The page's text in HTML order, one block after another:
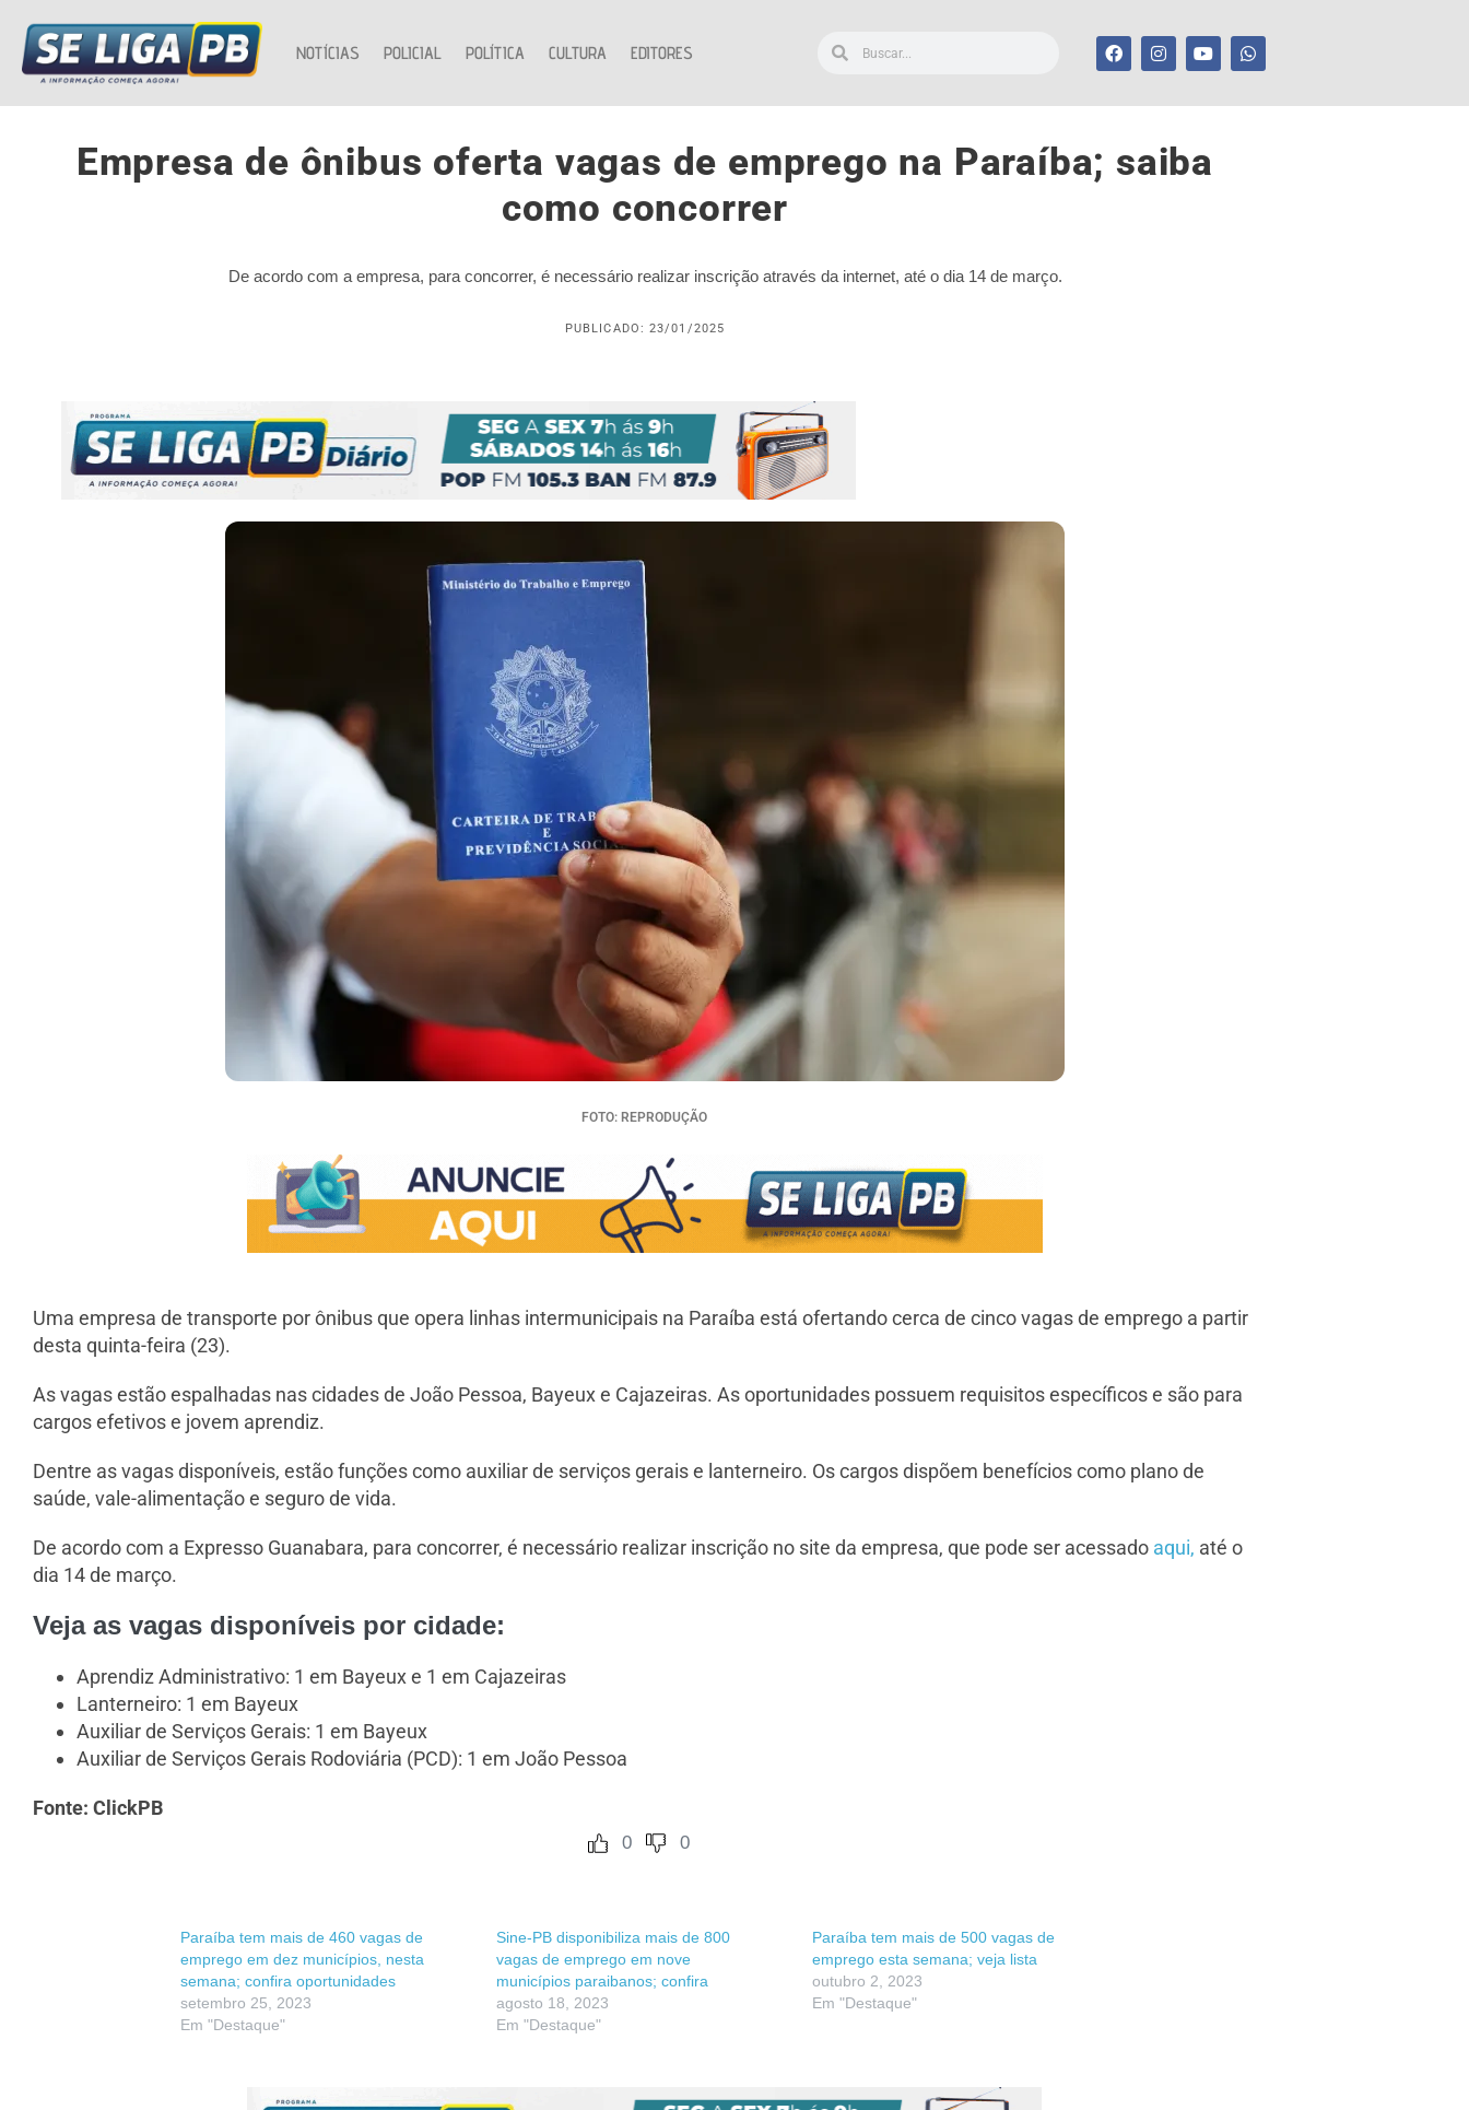
NOTÍCIAS POLICIAL POLÍTICA CULTURA EDITORES
Empresa de ônibus oferta vagas de emprego na Paraíba; saiba
como concorrer
De acordo com a empresa, para concorrer, é necessário realizar inscrição através da internet, até o dia 14 de março.
PUBLICADO: 23/01/2025
FOTO: REPRODUÇÃO
Uma empresa de transporte por ônibus que opera linhas intermunicipais na Paraíba está ofertando cerca de cinco vagas de emprego a partir
desta quinta-feira (23).
As vagas estão espalhadas nas cidades de João Pessoa, Bayeux e Cajazeiras. As oportunidades possuem requisitos específicos e são para
cargos efetivos e jovem aprendiz.
Dentre as vagas disponíveis, estão funções como auxiliar de serviços gerais e lanterneiro. Os cargos dispõem benefícios como plano de
saúde, vale-alimentação e seguro de vida.
De acordo com a Expresso Guanabara, para concorrer, é necessário realizar inscrição no site da empresa, que pode ser acessado aqui, até o
dia 14 de março.
Veja as vagas disponíveis por cidade:
Aprendiz Administrativo: 1 em Bayeux e 1 em Cajazeiras
Lanterneiro: 1 em Bayeux
Auxiliar de Serviços Gerais: 1 em Bayeux
Auxiliar de Serviços Gerais Rodoviária (PCD): 1 em João Pessoa
Fonte: ClickPB
0 0
Paraíba tem mais de 460 vagas de
emprego em dez municípios, nesta
semana; confira oportunidades
setembro 25, 2023
Em "Destaque"
Sine-PB disponibiliza mais de 800
vagas de emprego em nove
municípios paraibanos; confira
agosto 18, 2023
Em "Destaque"
Paraíba tem mais de 500 vagas de
emprego esta semana; veja lista
outubro 2, 2023
Em "Destaque"